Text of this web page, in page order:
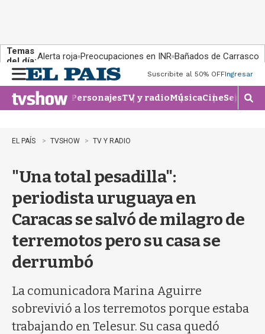
Temas
del día:Alerta roja Preocupaciones en INR Bañados de Carrasco
n
u
Suscribite al 50% OFFIngresar
PersonajesTV y radioMúsicaCineSeries
M
o
EL PAÍS TVSHOW TV Y RADIO
"Una total pesadilla":
periodista uruguaya en
Caracas se salvó de milagro de
terremotos pero su casa se
derrumbó
La comunicadora Marina Aguirre
sobrevivió a los terremotos porque estaba
trabajando en Telesur. Su casa quedó